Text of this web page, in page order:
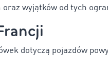
wyjątków od tych
dotyczą pojazdów